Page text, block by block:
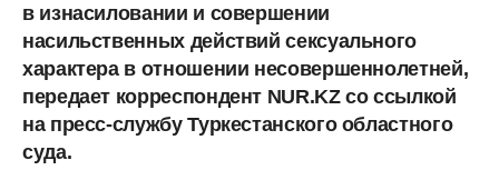
в изнасиловании и совершении
насильственных действий сексуального
характера в отношении несовершеннолетней,
передает корреспондент NUR.KZ cо ссылкой
на пресс-службу Туркестанского областного
суда.